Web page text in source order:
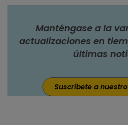
Manténgase a la
actualizaciones en
últimas
Suscríbete a